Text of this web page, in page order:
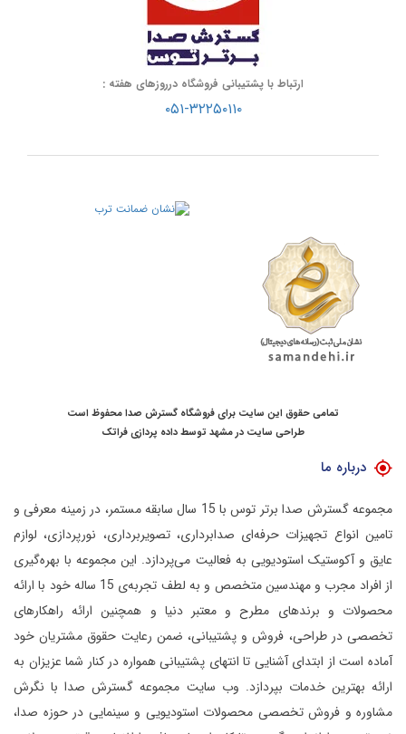
ارتباط با پشتیبانی فروشگاه درروزهای هفته :
۰۵۱-۳۲۲۵۰۱۱۰
تمامی حقوق این سایت برای فروشگاه گسترش صدا محفوظ است
طراحی سایت در مشهد توسطداده پردازی فراتک
درباره ما
مجموعه گسترش صدا برتر توس با 15 سال سابقه مستمر، در زمینه معرفی و
تامین انواع تجهیزات حرفه‌ای صدابرداری، تصویربرداری، نورپردازی، لوازم
عایق و آکوستیک استودیویی به فعالیت می‌پردازد. این مجموعه با بهره‌گیری
از افراد مجرب و مهندسین متخصص و به لطف تجربه‌ی 15 ساله خود با ارائه
محصولات و برندهای مطرح و معتبر دنیا و همچنین ارائه راهکارهای
تخصصی در طراحی، فروش و پشتیبانی، ضمن رعایت حقوق مشتریان خود
آماده است از ابتدای آشنایی تا انتهای پشتیبانی همواره در کنار شما عزیزان به
ارائه بهترین خدمات بپردازد. وب سایت مجموعه گسترش صدا با نگرش
مشاوره و فروش تخصصی محصولات استودیویی و سینمایی در حوزه صدا،